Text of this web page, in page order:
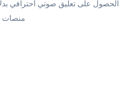
الحصول على تعليق صوتي احترافي
منصات